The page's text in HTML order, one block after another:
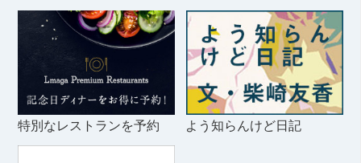
特別なレストランを予約 よう知らんけど日記